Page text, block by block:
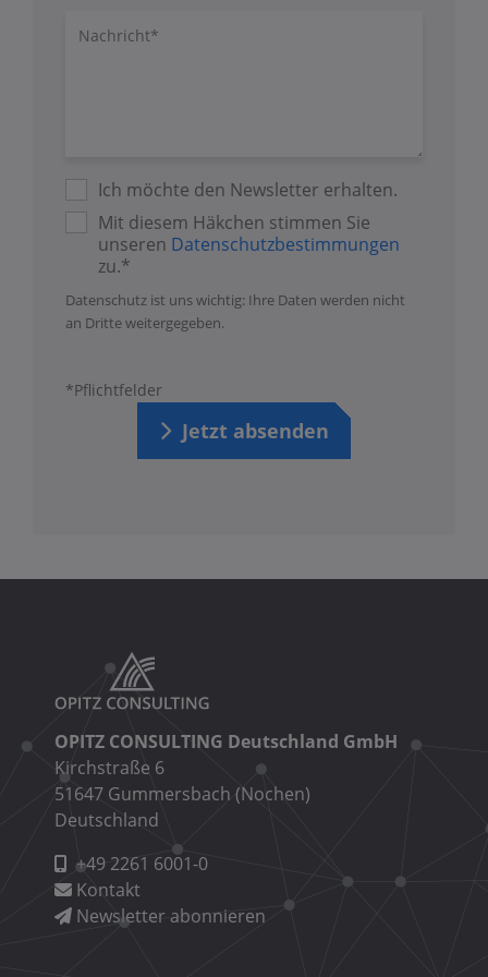
Nachricht/Fragen
Ich möchte den Newsletter erhalten.
Mit diesem Häkchen stimmen Sie
unseren Datenschutzbestimmungen
zu.*
Datenschutz ist uns wichtig: Ihre Daten werden nicht
an Dritte weitergegeben.
*Pflichtfelder
Jetzt absenden
OPITZ CONSULTING Deutschland GmbH
Kirchstraße 6
51647 Gummersbach (Nochen)
Deutschland
+49 2261 6001-0
Kontakt
Newsletter abonnieren